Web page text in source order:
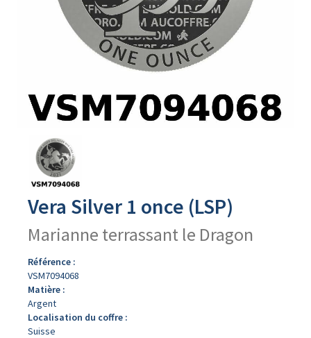
produit
Vera Silver 1 once (LSP)
Marianne terrassant le Dragon
Référence :
VSM7094068
Matière :
Argent
Localisation du coffre :
Suisse